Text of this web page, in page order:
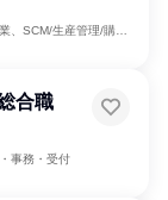
広報/IR、商品企画、マーケティング・広告・宣伝
合職
事務・受付